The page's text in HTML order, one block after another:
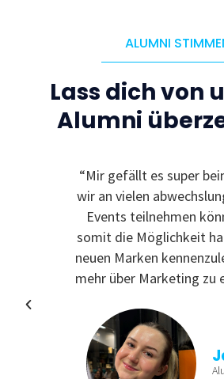
ALUMNI
Lass dich von
Alumni
“Mir gefällt es super
wir an vielen
Events teilnehmen
somit die Möglichkeit
neuen Marken
mehr über Marketing zu